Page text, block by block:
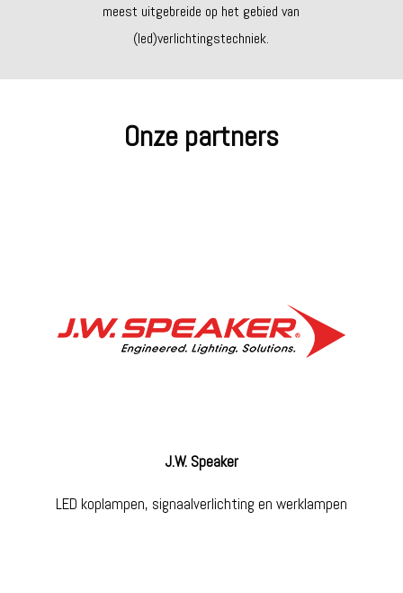
meest uitgebreide op het gebied van
(led)verlichtingstechniek.
Onze partners
J.W. Speaker
LED koplampen, signaalverlichting en werklampen